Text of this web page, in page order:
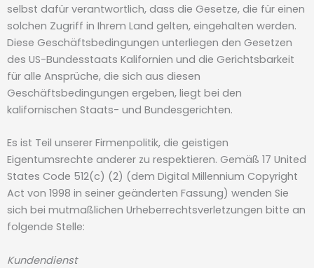
selbst dafür verantwortlich, dass die Gesetze, die für einen
solchen Zugriff in Ihrem Land gelten, eingehalten werden.
Diese Geschäftsbedingungen unterliegen den Gesetzen
des US-Bundesstaats Kalifornien und die Gerichtsbarkeit
für alle Ansprüche, die sich aus diesen
Geschäftsbedingungen ergeben, liegt bei den
kalifornischen Staats- und Bundesgerichten.
Es ist Teil unserer Firmenpolitik, die geistigen
Eigentumsrechte anderer zu respektieren. Gemäß 17 United
States Code 512(c) (2) (dem Digital Millennium Copyright
Act von 1998 in seiner geänderten Fassung) wenden Sie
sich bei mutmaßlichen Urheberrechtsverletzungen bitte an
folgende Stelle:
Kundendienst